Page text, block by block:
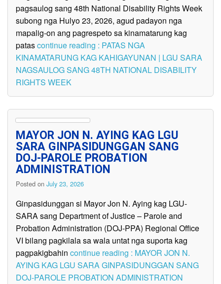
pagsaulog sang 48th National Disability Rights Week
subong nga Hulyo 23, 2026, agud padayon nga
mapalig-on ang pagrespeto sa kinamatarung kag
patascontinue reading : PATAS NGA
KINAMATARUNG KAG KAHIGAYUNAN | LGU SARA
NAGSAULOG SANG 48TH NATIONAL DISABILITY
RIGHTS WEEK
MAYOR JON N. AYING KAG LGU
SARA GINPASIDUNGGAN SANG
DOJ-PAROLE PROBATION
ADMINISTRATION
Posted on July 23, 2026
Ginpasidunggan si Mayor Jon N. Aying kag LGU-
SARA sang Department of Justice – Parole and
Probation Administration (DOJ-PPA) Regional Office
VI bilang pagkilala sa wala untat nga suporta kag
pagpakigbahin continue reading : MAYOR JON N.
AYING KAG LGU SARA GINPASIDUNGGAN SANG
DOJ-PAROLE PROBATION ADMINISTRATION